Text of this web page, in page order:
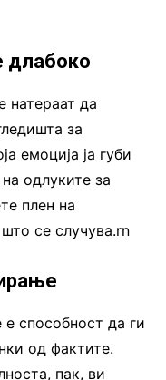
длабоко
натераат да
за
емоција ја губи
одлуките за
плен на
се случува.rn
способност да ги
од фактите.
пак, ви